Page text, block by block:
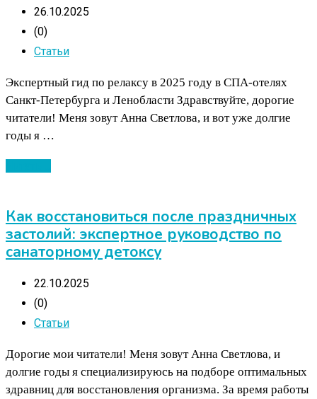
26.10.2025
(0)
Статьи
Экспертный гид по релаксу в 2025 году в СПА-отелях
Санкт-Петербурга и Ленобласти Здравствуйте, дорогие
читатели! Меня зовут Анна Светлова, и вот уже долгие
годы я …
Как восстановиться после праздничных
застолий: экспертное руководство по
санаторному детоксу
22.10.2025
(0)
Статьи
Дорогие мои читатели! Меня зовут Анна Светлова, и
долгие годы я специализируюсь на подборе оптимальных
здравниц для восстановления организма. За время работы